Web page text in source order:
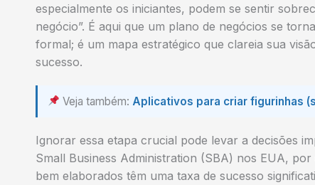
especialmente os iniciantes, podem se sentir
negócio”. É aqui que um plano de negócios se
formal; é um mapa estratégico que clareia sua
sucesso.
Veja também: Aplicativos para criar figurinhas
Ignorar essa etapa crucial pode levar a decisões
Small Business Administration (SBA) nos EUA,
bem elaborados têm uma taxa de sucesso